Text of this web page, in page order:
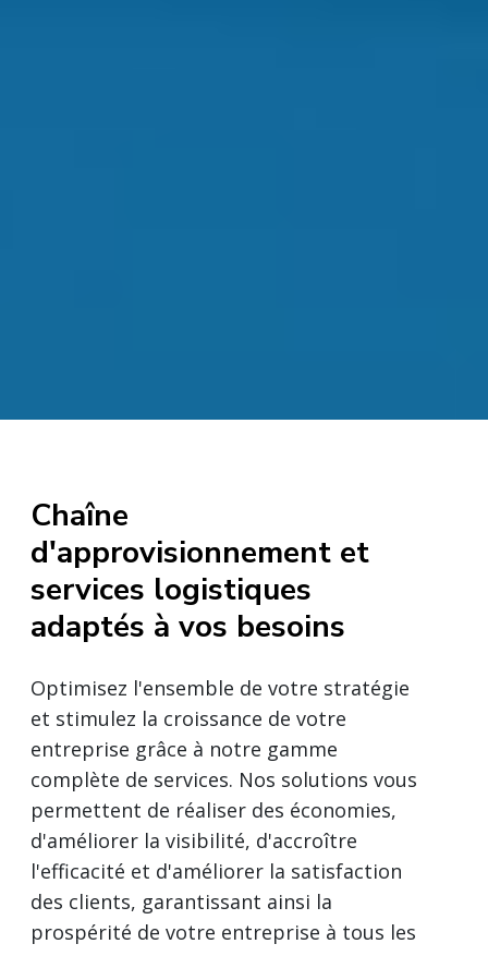
Chaîne
d'approvisionnement et
services logistiques
adaptés à vos besoins
Optimisez l'ensemble de votre stratégie
et stimulez la croissance de votre
entreprise grâce à notre gamme
complète de services. Nos solutions vous
permettent de réaliser des économies,
d'améliorer la visibilité, d'accroître
l'efficacité et d'améliorer la satisfaction
des clients, garantissant ainsi la
prospérité de votre entreprise à tous les